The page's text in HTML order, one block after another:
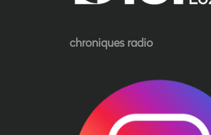
chroniques radio